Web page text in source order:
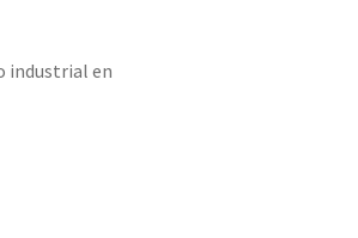
industrial en